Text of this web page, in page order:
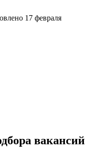
17 февраля
вакансий